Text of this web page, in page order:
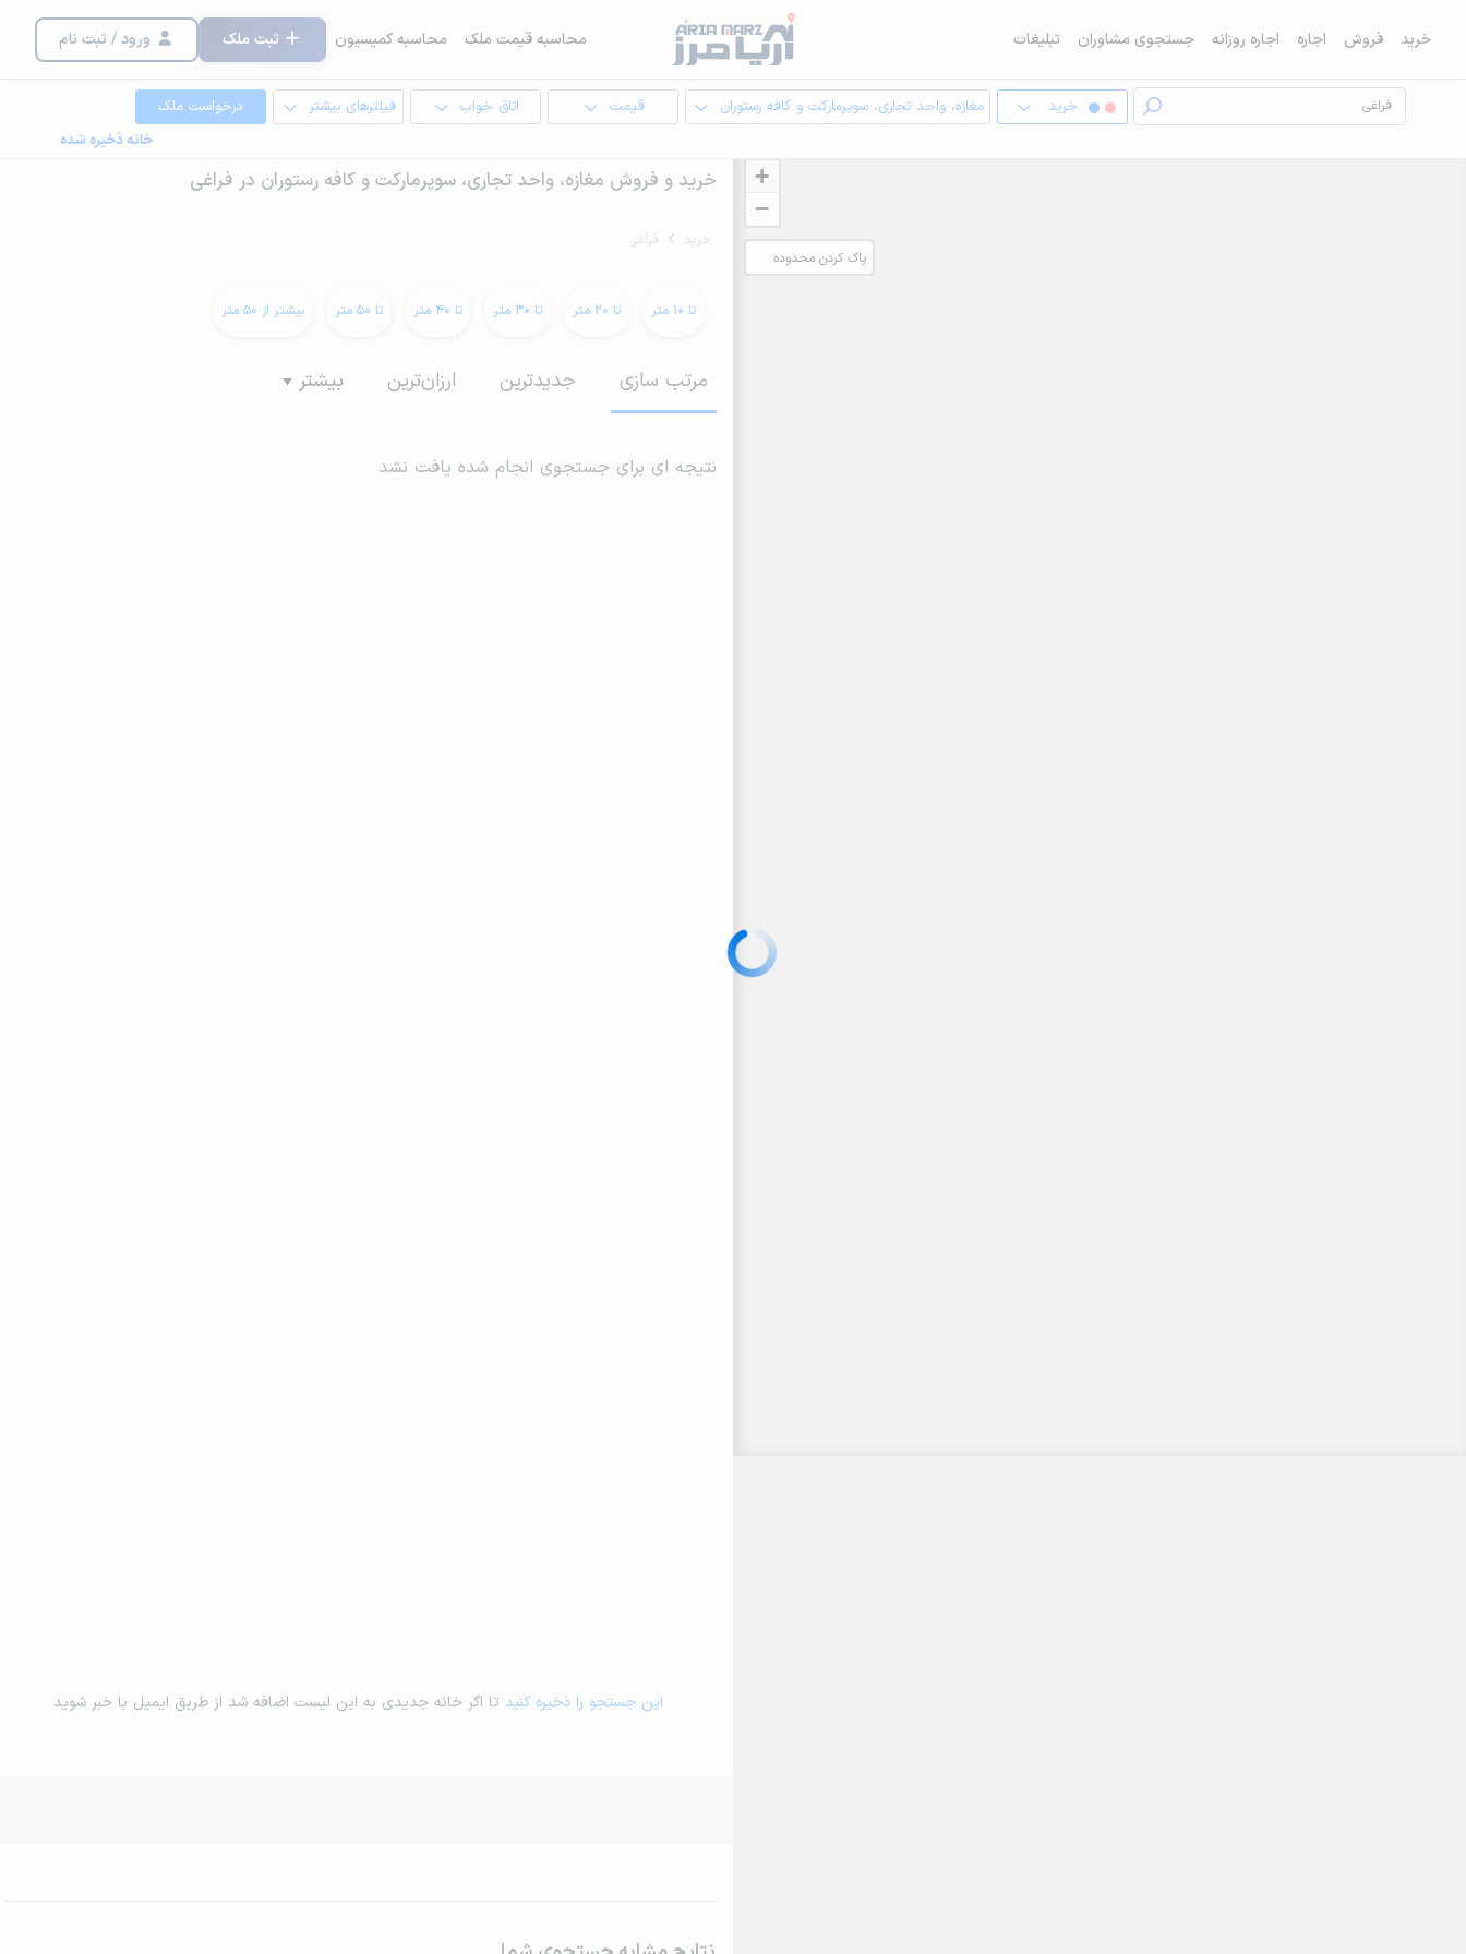
خرید فروش اجاره اجاره روزانه جستجوی مشاوران تبلیغات محاسبه قیمت ملک محاسبه کمیسیون ثبت ملک ورود / ثبت نام
خرید مغازه، واحد تجاری، سوپرمارکت و کافه رستوران قیمت اتاق خواب فیلترهای بیشتر
درخواست ملک
خانه ذخیره شده
+
−
پاک کردن محدوده
خرید و فروش مغازه، واحد تجاری، سوپرمارکت و کافه رستوران در فراغی
خرید فراغی
تا 10 متر تا 20 متر تا 30 متر تا 40 متر تا 50 متر بیشتر از 50 متر
مرتب سازی جدیدترین ارزان‌ترین بیشتر
نتیجه ای برای جستجوی انجام شده یافت نشد
این جستجو را ذخیره کنید تا اگر خانه جدیدی به این لیست اضافه شد از طریق ایمیل با خبر شوید